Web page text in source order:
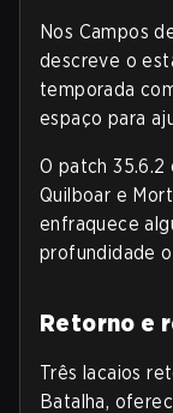
Nos Campos
descreve o
temporada
espaço para
O patch 35.6.2
Quilboar e
enfraquece
profundidade
Retorno e
Três lacaios
Batalha,